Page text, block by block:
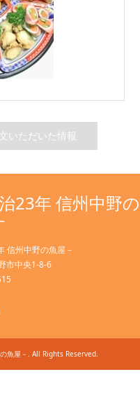
いただいた情報
23年 信州中野の
信州中野の魚屋－
市中央1-8-6
魚屋－ . All Rights Reserved.